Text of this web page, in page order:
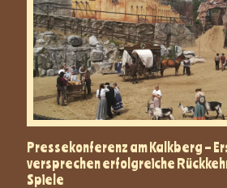
Pressekonferenz am Kalkberg –
versprechen erfolgreiche
Spiele